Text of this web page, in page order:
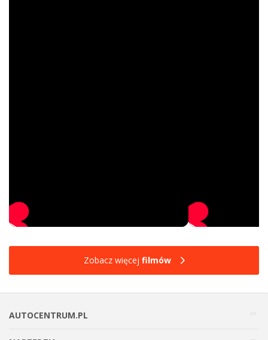
Zobacz więcej filmów
AUTOCENTRUM.PL